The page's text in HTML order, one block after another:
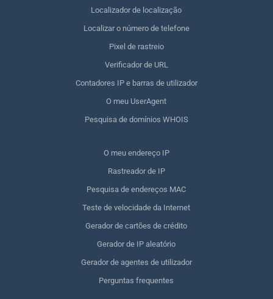
Localizador de localização
Localizar o número de telefone
Pixel de rastreio
Verificador de URL
Contadores IP e barras de utilizador
O meu UserAgent
Pesquisa de domínios WHOIS
O meu endereço IP
Rastreador de IP
Pesquisa de endereços MAC
Teste de velocidade da Internet
Gerador de cartões de crédito
Gerador de IP aleatório
Gerador de agentes de utilizador
Perguntas frequentes